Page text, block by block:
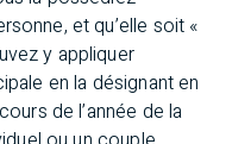
et qu’elle soit «
y appliquer
en la désignant en
de l’année de la